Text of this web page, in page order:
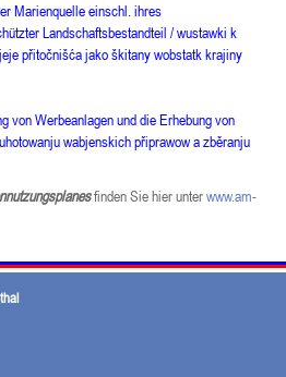
Marienquelle einschl. ihres
Landschaftsbestandteil / wustawki k
přitočnišća jako škitany wobstatk krajiny
von Werbeanlagen und die Erhebung von
wabjenskich připrawow a zběranju
finden Sie hier unterwww.am-